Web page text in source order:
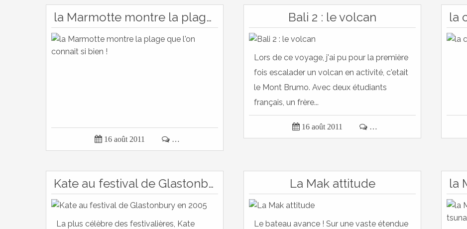
la Marmotte montre la plage que l'on connait si bien !
 16 août 2011  …
Bali 2 : le volcan
Lors de ce voyage, j'ai pu pour la première
fois escalader un volcan en activité, c'etait
le Mont Brumo. Avec deux étudiants
français, un frère...
 16 août 2011  …
Kate au festival de Glastonbury en 2005
La plus célèbre des festivalières, Kate
La Mak attitude
Le bateau avance ! Sur une vaste étendue